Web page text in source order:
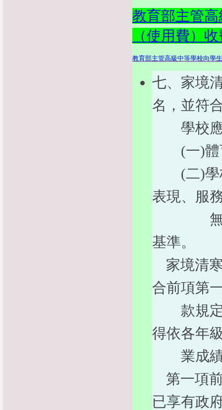
教育部主管
（使用費）
教育部主管高級中等學校向學
七、家境
名，並符
學校應
(一)體育
(二)學校
表現、服
無違法
基準。
家境清
合前項第
款規定
得依各年
業成績
第一項
已享有政